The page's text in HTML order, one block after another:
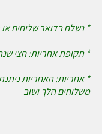
* נשלח בדואר שליחים
* תקופת אחריות: חצי
* אחריות: האחריות
משלוחים הלך ושוב